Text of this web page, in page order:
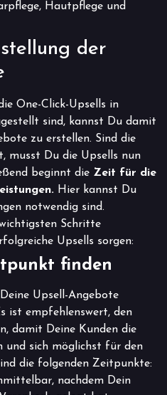
Hautpflege und
der
One-Click-Upsells in
sind, kannst Du damit
zu erstellen. Sind die
musst Du die Upsells nun
beginnt die Zeit für die
Hier kannst Du
notwendig sind.
Schritte
Upsells sorgen:
finden
Upsell-Angebote
ist empfehlenswert, den
damit Deine Kunden die
und sich möglichst für den
die folgenden Zeitpunkte:
nachdem Dein